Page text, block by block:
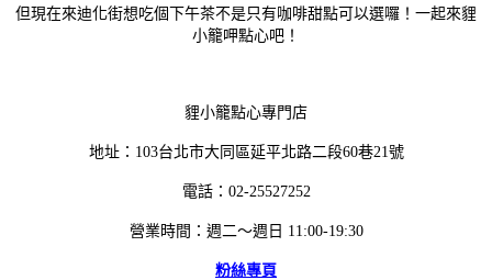
但現在來迪化街想吃個下午茶不是只有咖啡甜點可以選囉！一起來貍
小籠呷點心吧！
貍小籠點心專門店
地址：103台北市大同區延平北路二段60巷21號
電話：02-25527252
營業時間：週二～週日 11:00-19:30
粉絲專頁